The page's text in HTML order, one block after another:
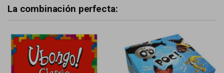
La combinación perfecta: